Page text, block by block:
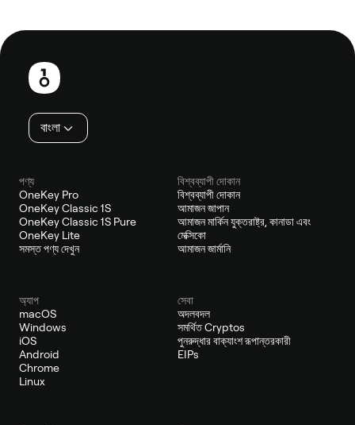
পাদলেখ
বাংলা
পণ্য
OneKey Pro
OneKey Classic 1S
OneKey Classic 1S Pure
OneKey Lite
সমস্ত পণ্য দেখুন
বিশ্বব্যাপী দোকান
বিশ্বব্যাপী দোকান
আমাজন জাপান
আমাজন মার্কিন যুক্তরাষ্ট্র, কানাডা এবং
মেক্সিকো
আমাজন জার্মানি
অ্যাপ
macOS
Windows
iOS
Android
Chrome
Linux
সেবা
অদলবদল
সমর্থিত Cryptos
পুনরুদ্ধার বাক্যাংশ রূপান্তরকারী
EIPs